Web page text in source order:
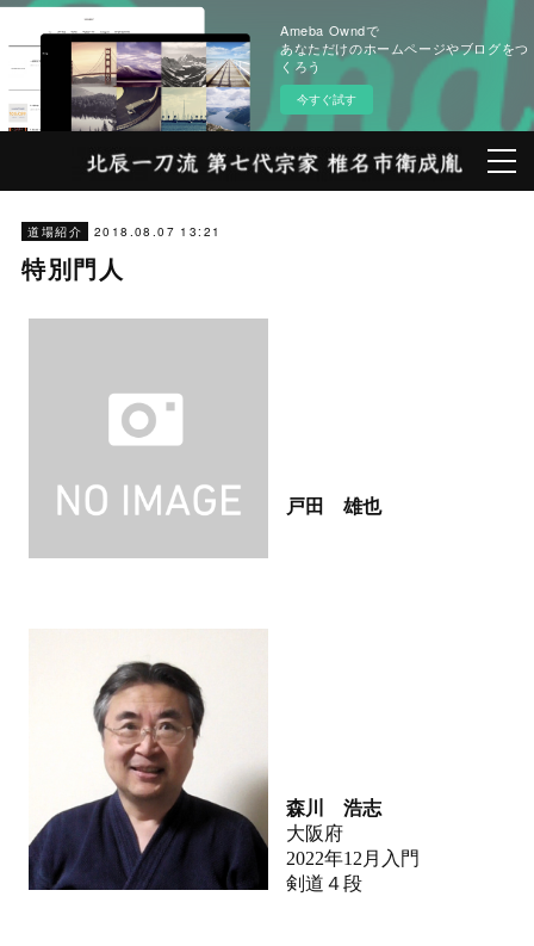
Ameba Owndで
あなただけのホームページやブログをつ
くろう
今すぐ試す
道場紹介 2018.08.07 13:21
特別門人